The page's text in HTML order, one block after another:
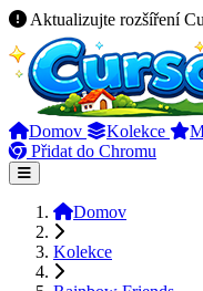
Aktualizujte rozšíření
Domov Kolekce
Přidat do Chromu
Domov
Kolekce